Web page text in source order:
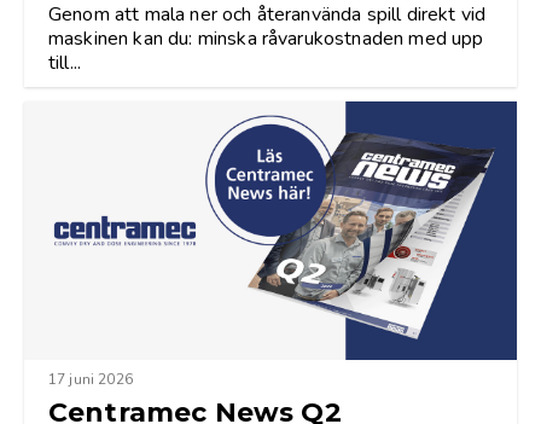
Genom att mala ner och återanvända spill direkt vid
maskinen kan du: minska råvarukostnaden med upp
till...
17 juni 2026
Centramec News Q2